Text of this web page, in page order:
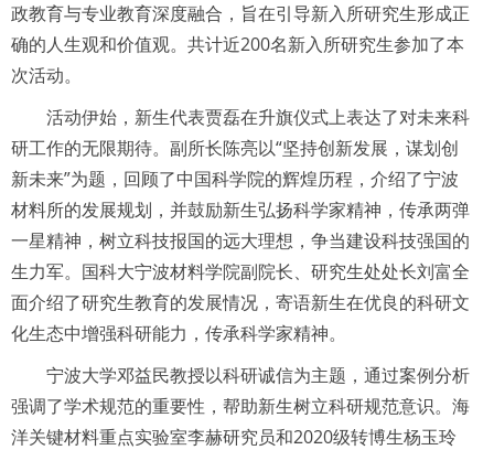
政教育与专业教育深度融合，旨在引导新入所研究生形成正
确的人生观和价值观。共计近200名新入所研究生参加了本
次活动。
活动伊始，新生代表贾磊在升旗仪式上表达了对未来科
研工作的无限期待。副所长陈亮以“坚持创新发展，谋划创
新未来”为题，回顾了中国科学院的辉煌历程，介绍了宁波
材料所的发展规划，并鼓励新生弘扬科学家精神，传承两弹
一星精神，树立科技报国的远大理想，争当建设科技强国的
生力军。国科大宁波材料学院副院长、研究生处处长刘富全
面介绍了研究生教育的发展情况，寄语新生在优良的科研文
化生态中增强科研能力，传承科学家精神。
宁波大学邓益民教授以科研诚信为主题，通过案例分析
强调了学术规范的重要性，帮助新生树立科研规范意识。海
洋关键材料重点实验室李赫研究员和2020级转博生杨玉玲